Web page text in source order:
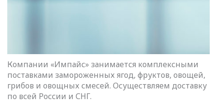
Компании «Импайс» занимается комплексными
поставками замороженных ягод, фруктов, овощей,
грибов и овощных смесей. Осуществляем доставку
по всей России и СНГ.